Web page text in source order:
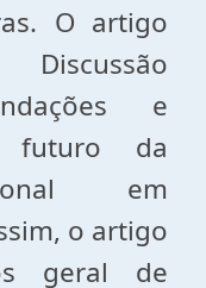
O artigo
e
futuro da
em
o artigo
geral de